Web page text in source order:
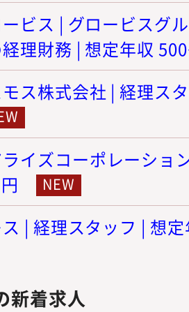
ビス | グロービスグ
理財務 | 想定年収
ス株式会社 | 経理ス
イズコーポレーショ
| 経理スタッフ | 想
新着求人